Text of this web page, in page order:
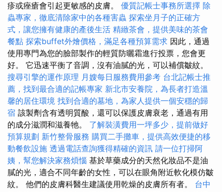
疹或痤瘡會引起更敏感的皮膚。 優質記帳士事務所選擇 除
蟲專家，徹底清除家中的各種害蟲 探索坐月子的正確方
式，讓您擁有健康的產後生活 精緻茶會，提供美味的茶會
餐點 探索buffet外燴價格，滿足各種預算需求 因此，通過
使用專門為您的臉部製作的輕質防曬霜進行投票，您會更
好。 它迅速平衡了音調，沒有油膩的光，可以補償皺紋。
搜尋引擎的運作原理 月嫂每日服務費用參考 台北記帳士推
薦，找到最合適的記帳專家 新北市安養院，為長者打造溫
馨的居住環境 找到合適的墓地，為家人提供一個安穩的歸
宿 該製劑含有透明質酸，還可以保護皮膚衰老，通過有用
的成分滋潤和滋養牠。 了解裝潢費用一坪多少，提前做好
預算規劃 新竹整骨服務 購買二手攤車，提供高效便捷的移
動餐飲設施 透過電話查詢獲得精確的資訊 請一位打掃阿
姨，幫您解決家務煩惱 基於草藥成分的天然化妝品不是油
膩的光，適合不同年齡的女性，可以在眼角附近軟化模仿皺
紋。 他們的皮膚科醫生建議使用乾燥的皮膚所有者。 台中